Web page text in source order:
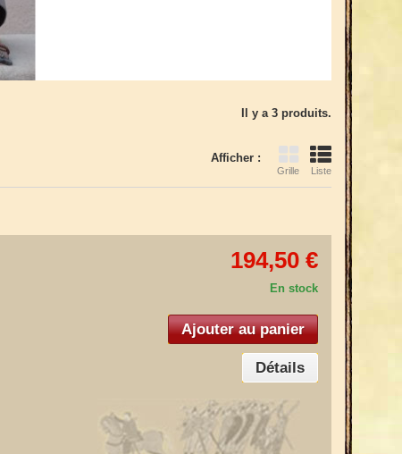
Il y a 3 produits.
Afficher :
Grille Liste
194,50 €
En stock
Ajouter au panier
Détails